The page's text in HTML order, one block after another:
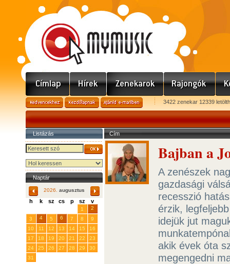
3422 zenekar 12339
Listázás
Naptár
2026. augusztus
h k sz cs p sz v
1
2
3
4 5 6 7 8
9
10
11 12 13 14 15
16
17
18 19 20 21 22
23
24
25 26 27 28 29
30
31
Cím
Bajban a
A zenészek
gazdasági
recesszió
érzik,
idejük jut
akik évek óta
megengedni